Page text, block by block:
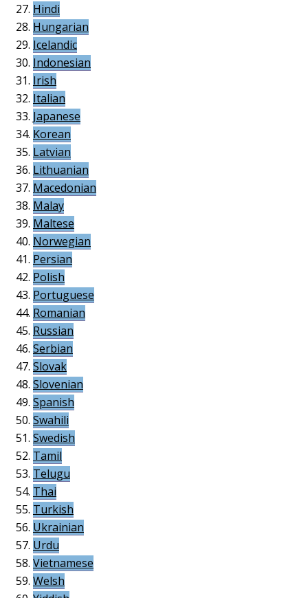
Hindi
Hungarian
Icelandic
Indonesian
Irish
Italian
Japanese
Korean
Latvian
Lithuanian
Macedonian
Malay
Maltese
Norwegian
Persian
Polish
Portuguese
Romanian
Russian
Serbian
Slovak
Slovenian
Spanish
Swahili
Swedish
Tamil
Telugu
Thai
Turkish
Ukrainian
Urdu
Vietnamese
Welsh